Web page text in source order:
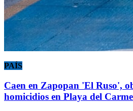
PAÍS
Caen en Zapopan 'El Ruso',
homicidios en Playa del